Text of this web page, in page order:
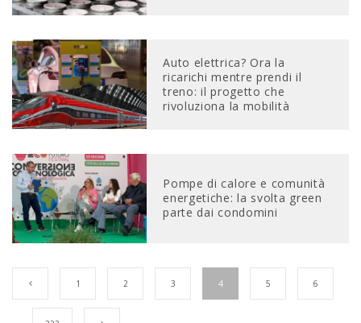
Auto elettrica? Ora la
ricarichi mentre prendi il
treno: il progetto che
rivoluziona la mobilità
Pompe di calore e comunità
energetiche: la svolta green
parte dai condomini
1 2 3 4 5 6